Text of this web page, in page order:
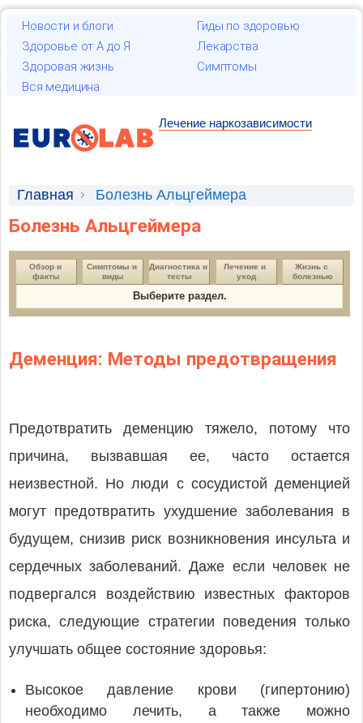
Новости и блоги
Гиды по здоровью
Здоровье от А до Я
Лекарства
Здоровая жизнь
Симптомы
Вся медицина
Лечение наркозависимости
Главная Болезнь Альцгеймера
Болезнь Альцгеймера
Обзор и
факты
Симптомы и
виды
Диагностика и
тесты
Лечение и
уход
Жизнь с
болезнью
Выберите раздел.
Деменция: Методы предотвращения
Предотвратить деменцию тяжело, потому что
причина, вызвавшая ее, часто остается
неизвестной. Но люди с сосудистой деменцией
могут предотвратить ухудшение заболевания в
будущем, снизив риск возникновения инсульта и
сердечных заболеваний. Даже если человек не
подвергался воздействию известных факторов
риска, следующие стратегии поведения только
улучшать общее состояние здоровья:
Высокое давление крови (гипертонию)
необходимо лечить, а также можно